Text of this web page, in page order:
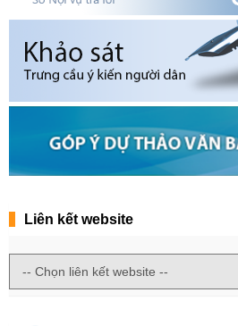
Liên kết website